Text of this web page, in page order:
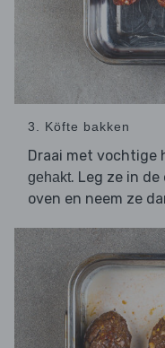
3. Köfte bakken
Draai met vochtige
gehakt. Leg ze in de
oven en neem ze